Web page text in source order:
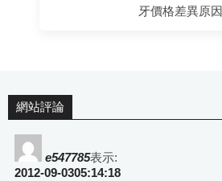
牙價格差異原因
網站評論
e547785表示:
2012-09-0305:14:18